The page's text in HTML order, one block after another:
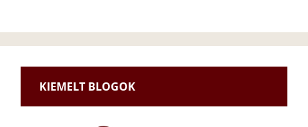
KIEMELT BLOGOK